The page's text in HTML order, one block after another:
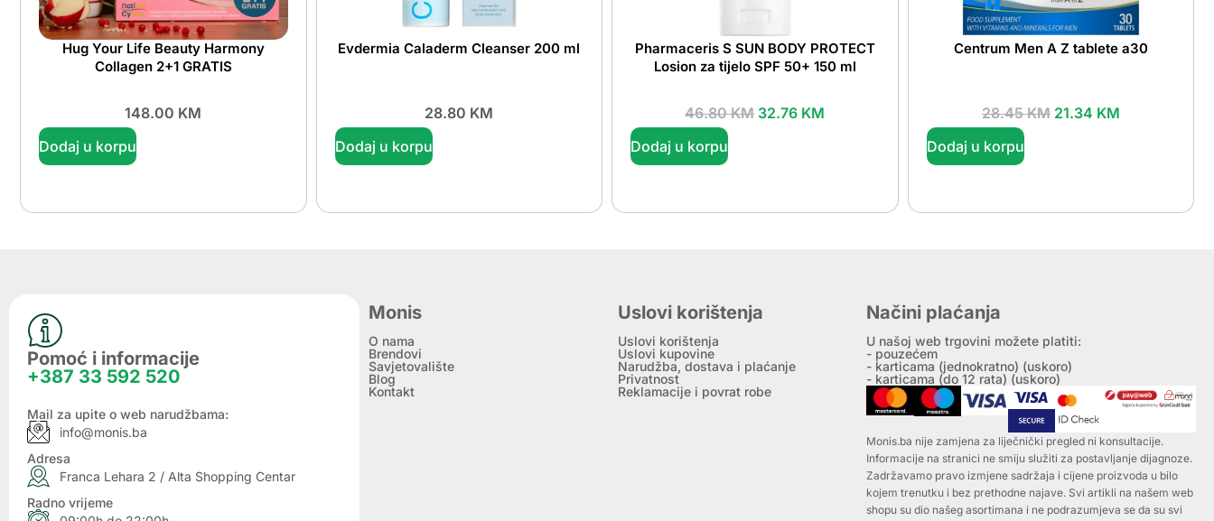
Hug Your Life Beauty Harmony
Collagen 2+1 GRATIS
148.00 KM
Dodaj u korpu
Evdermia Caladerm Cleanser 200 ml
28.80 KM
Dodaj u korpu
Pharmaceris S SUN BODY PROTECT
Losion za tijelo SPF 50+ 150 ml
46.80KM 32.76 KM
Dodaj u korpu
Centrum Men A Z tablete a30
28.45KM 21.34 KM
Dodaj u korpu
Pomoć i informacije
+387 33 592 520
Mail za upite o web narudžbama:
info@monis.ba
Adresa
Franca Lehara 2 / Alta Shopping Centar
Radno vrijeme
Monis
O nama
Brendovi
Savjetovalište
Blog
Kontakt
Uslovi korištenja
Uslovi korištenja
Uslovi kupovine
Narudžba, dostava i plaćanje
Privatnost
Reklamacije i povrat robe
Načini plaćanja
U našoj web trgovini možete platiti:
- pouzećem
- karticama (jednokratno) (uskoro)
- karticama (do 12 rata) (uskoro)
Monis.ba nije zamjena za liječnički pregled ni konsultacije.
Informacije na stranici ne smiju služiti za postavljanje dijagnoze.
Zadržavamo pravo izmjene sadržaja i cijene proizvoda u bilo
kojem trenutku i bez prethodne najave. Svi artikli na našem web
shopu su dio našeg asortimana i ne podrazumjeva se da su svi